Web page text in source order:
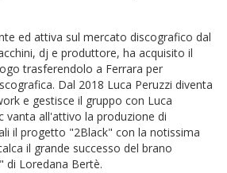
ed attiva sul mercato discografico dal
dj e produttore, ha acquisito il
trasferendolo a Ferrara per
Dal 2018 Luca Peruzzi diventa
e gestisce il gruppo con Luca
vanta all'attivo la produzione di
il progetto "2Black" con la notissima
il grande successo del brano
di Loredana Bertè.